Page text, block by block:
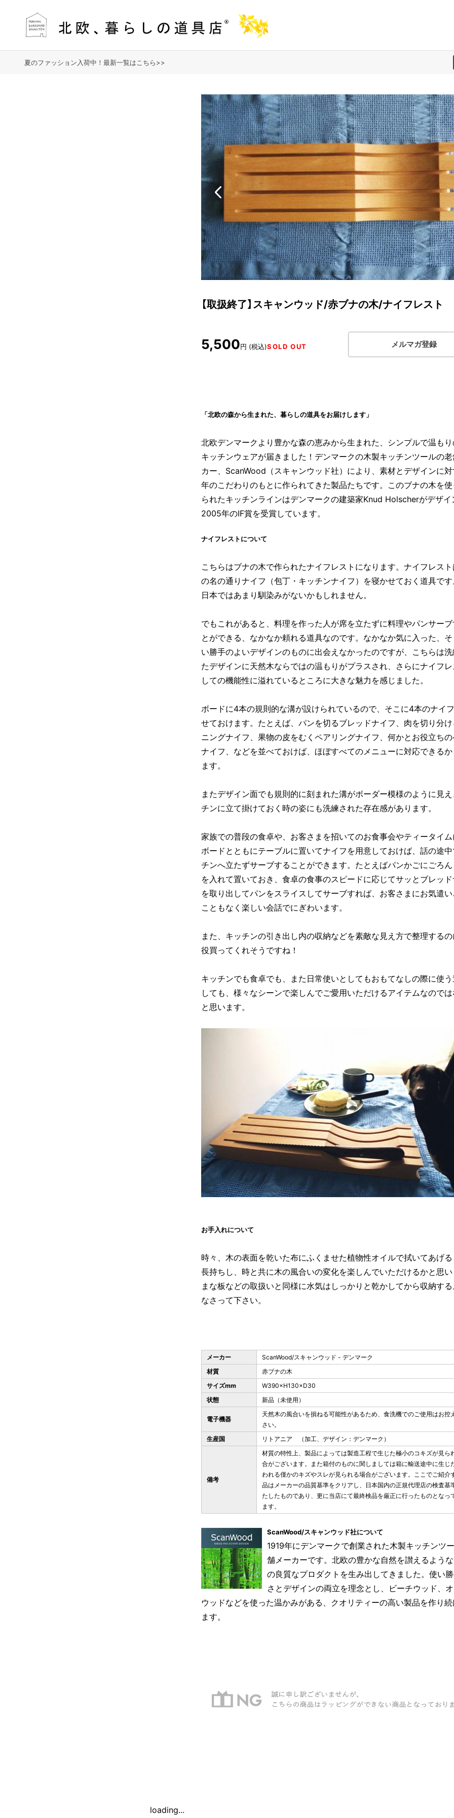
夏のファッション入荷中！最新一覧はこちら>>
【取扱終了】スキャンウッド/赤ブナの木/ナイフレスト
5,500円 (税込)SOLD OUT メルマガ登録
「北欧の森から生まれた、暮らしの道具をお届けします」
北欧デンマークより豊かな森の恵みから生まれた、シンプルで温も
キッチンウェアが届きました！デンマークの木製キッチンツールの
カー、ScanWood（スキャンウッド社）により、素材とデザインに
年のこだわりのもとに作られてきた製品たちです。このブナの木を
られたキッチンラインはデンマークの建築家Knud Holscherがデザイ
2005年のIF賞を受賞しています。
ナイフレストについて
こちらはブナの木で作られたナイフレストになります。ナイフレス
の名の通りナイフ（包丁・キッチンナイフ）を寝かせておく道具で
日本ではあまり馴染みがないかもしれません。
でもこれがあると、料理を作った人が席を立たずに料理やパンサー
とができる、なかなか頼れる道具なのです。なかなか気に入った、
い勝手のよいデザインのものに出会えなかったのですが、こちらは
たデザインに天然木ならではの温もりがプラスされ、さらにナイフ
しての機能性に溢れているところに大きな魅力を感じました。
ボードに4本の規則的な溝が設けられているので、そこに4本のナイ
せておけます。たとえば、パンを切るブレッドナイフ、肉を切り分
ニングナイフ、果物の皮をむくペアリングナイフ、何かとお役立ち
ナイフ、などを並べておけば、ほぼすべてのメニューに対応できる
ます。
またデザイン面でも規則的に刻まれた溝がボーダー模様のように見
チンに立て掛けておく時の姿にも洗練された存在感があります。
家族での普段の食卓や、お客さまを招いてのお食事会やティータイ
ボードとともにテーブルに置いてナイフを用意しておけば、話の途
チンへ立たずサーブすることができます。たとえばパンかごにごろ
を入れて置いておき、食卓の食事のスピードに応じてサッとブレッ
を取り出してパンをスライスしてサーブすれば、お客さまにお気遣
こともなく楽しい会話でにぎわいます。
また、キッチンの引き出し内の収納などを素敵な見え方で整理する
役買ってくれそうですね！
キッチンでも食卓でも、また日常使いとしてもおもてなしの際に使
しても、様々なシーンで楽しんでご愛用いただけるアイテムなので
と思います。
お手入れについて
時々、木の表面を乾いた布にふくませた植物性オイルで拭いてあげ
長持ちし、時と共に木の風合いの変化を楽しんでいただけるかと思
まな板などの取扱いと同様に水気はしっかりと乾かしてから収納す
なさって下さい。
メーカー
ScanWood/スキャンウッド - デンマーク
材質
赤ブナの木
サイズmm
W390×H130×D30
状態
新品（未使用）
電子機器
天然木の風合いを損ねる可能性があるため、食洗機でのご使用はお控
さい。
生産国
リトアニア （加工、デザイン：デンマーク）
備考
材質の特性上、製品によっては製造工程で生じた極小のコキズが見ら
合がございます。また箱付のものに関しましては箱に輸送途中に生じ
われる僅かのキズやスレが見られる場合がございます。ここでご紹介
品はメーカーの品質基準をクリアし、日本国内の正規代理店の検査基
たしたものであり、更に当店にて最終検品を厳正に行ったものとなっ
ます。
ScanWood/スキャンウッド社について
1919年にデンマークで創業された木製キッチンツ
舗メーカーです。北欧の豊かな自然を讃えるよう
の良質なプロダクトを生み出してきました。使い
さとデザインの両立を理念とし、ビーチウッド、
ウッドなどを使った温かみがある、クオリティーの高い製品を作り
ます。
loading...